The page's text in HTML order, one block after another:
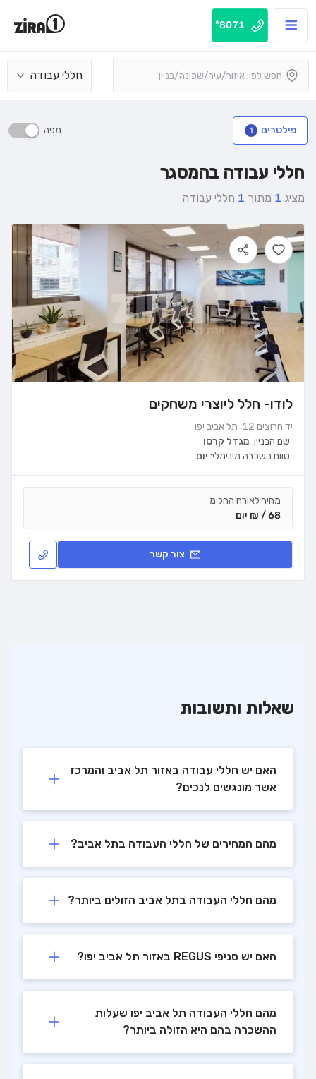
8071*
חללי עבודה
פילטרים 1 מפה
חללי עבודה בהמסגר
מציג 1 מתוך 1 חללי עבודה
לודו- חלל ליוצרי משחקים
יד חרוצים 12, תל אביב יפו
שם הבניין: מגדל קרסו
טווח השכרה מינימלי: יום
מחיר לאורח החל מ
68 / ₪ יום
צור קשר
שאלות ותשובות
האם יש חללי עבודה באזור תל אביב והמרכז
אשר מונגשים לנכים?
מהם המחירים של חללי העבודה בתל אביב?
מהם חללי העבודה בתל אביב הזולים ביותר?
האם יש סניפי REGUS באזור תל אביב יפו?
מהם חללי העבודה תל אביב יפו שעלות
ההשכרה בהם היא הזולה ביותר?